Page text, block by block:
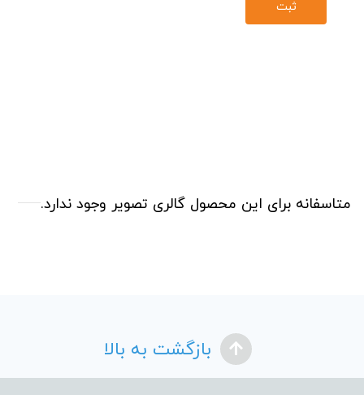
متاسفانه برای این محصول گالری تصویر وجود ندارد.
بازگشت به بالا